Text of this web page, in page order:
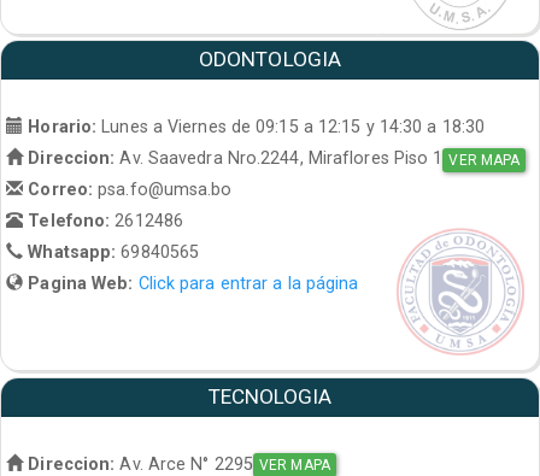
ODONTOLOGIA
Horario: Lunes a Viernes de 09:15 a 12:15 y 14:30 a 18:30
Direccion: Av. Saavedra Nro.2244, Miraflores Piso 1 VER MAPA
Correo:psa.fo@umsa.bo
Telefono:2612486
Whatsapp:69840565
Pagina Web: Click para entrar a la página
TECNOLOGIA
Direccion: Av. Arce N° 2295 VER MAPA